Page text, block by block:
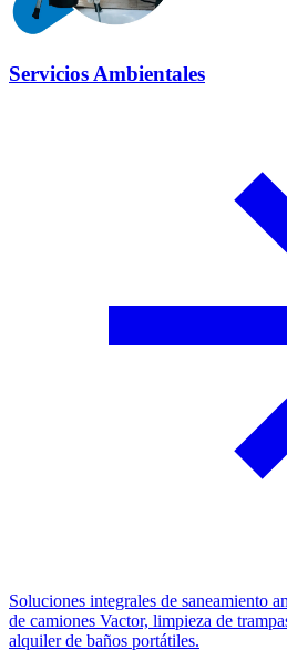
Servicios Ambientales
Soluciones integrales de saneamiento
de camiones Vactor, limpieza de
alquiler de baños portátiles.